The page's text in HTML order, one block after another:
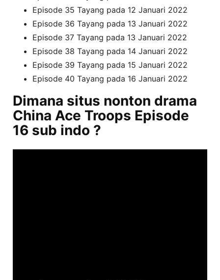
Episode 35 Tayang pada 12 Januari 2022
Episode 36 Tayang pada 13 Januari 2022
Episode 37 Tayang pada 13 Januari 2022
Episode 38 Tayang pada 14 Januari 2022
Episode 39 Tayang pada 15 Januari 2022
Episode 40 Tayang pada 16 Januari 2022
Dimana situs nonton drama
China Ace Troops Episode
16 sub indo ?